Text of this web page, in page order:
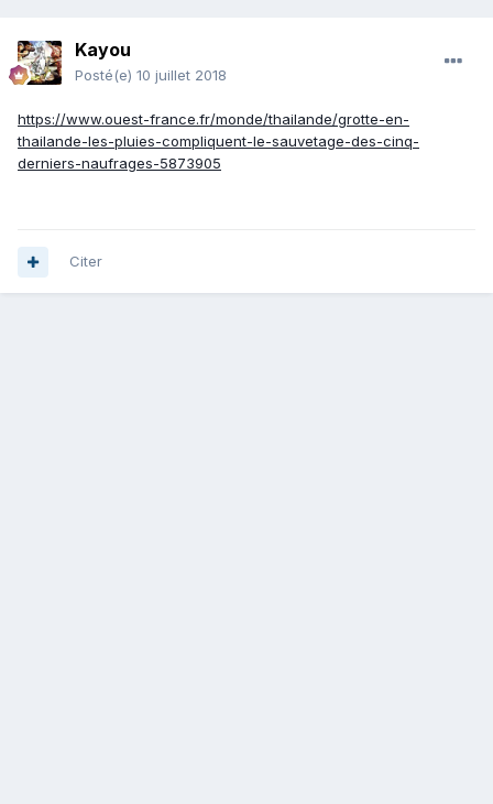
Kayou
Posté(e) 10 juillet 2018
https://www.ouest-france.fr/monde/thailande/grotte-en-
thailande-les-pluies-compliquent-le-sauvetage-des-cinq-
derniers-naufrages-5873905
Citer